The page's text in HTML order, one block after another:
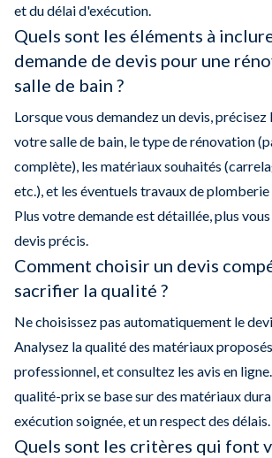
et du délai d'exécution.
Quels sont les éléments à
demande de devis pour une
salle de bain ?
Lorsque vous demandez un devis, précisez
votre salle de bain, le type de rénovation
complète), les matériaux souhaités
etc.), et les éventuels travaux de
Plus votre demande est détaillée, plus
devis précis.
Comment choisir un devis
sacrifier la qualité ?
Ne choisissez pas automatiquement le
Analysez la qualité des matériaux
professionnel, et consultez les avis en
qualité-prix se base sur des matériaux
exécution soignée, et un respect des délais.
Quels sont les critères qui font